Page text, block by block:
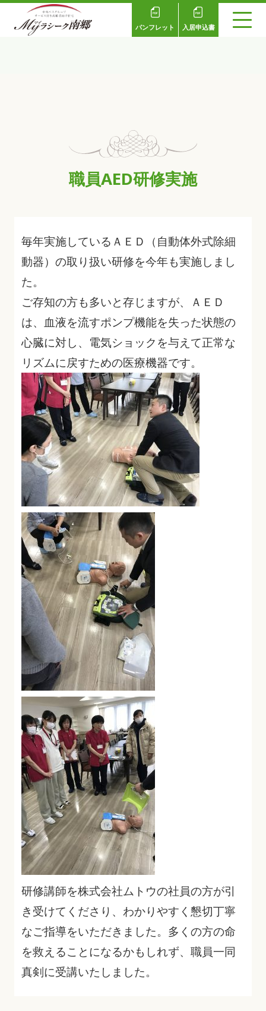
パンフレット 入居申込書
職員AED研修実施
毎年実施しているＡＥＤ（自動体外式除細
動器）の取り扱い研修を今年も実施しまし
た。
ご存知の方も多いと存じますが、ＡＥＤ
は、血液を流すポンプ機能を失った状態の
心臓に対し、電気ショックを与えて正常な
リズムに戻すための医療機器です。
研修講師を株式会社ムトウの社員の方が引
き受けてくださり、わかりやすく懇切丁寧
なご指導をいただきました。多くの方の命
を救えることになるかもしれず、職員一同
真剣に受講いたしました。